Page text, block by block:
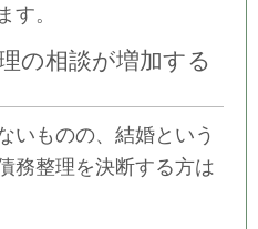
す。
の相談が増加する
いものの、結婚という
務整理を決断する方は